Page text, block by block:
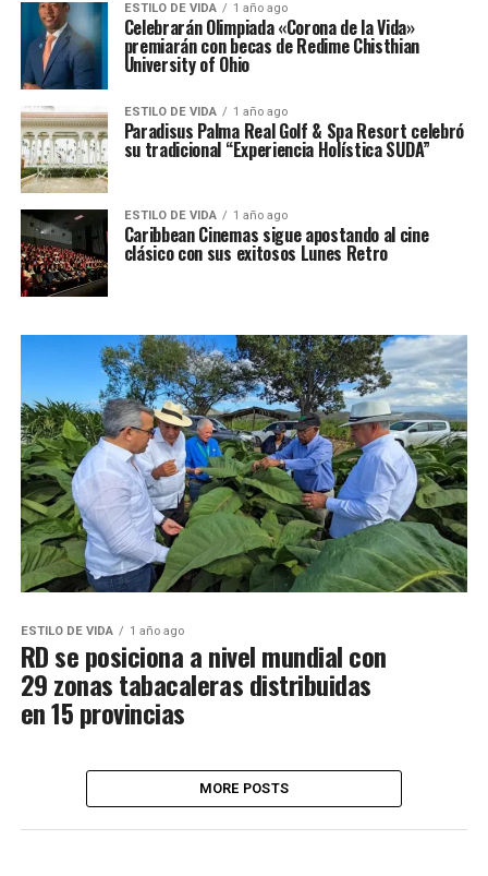
ESTILO DE VIDA 1 año ago
Celebrarán Olimpiada «Corona de la Vida»
premiarán con becas de Redime Chisthian
University of Ohio
ESTILO DE VIDA 1 año ago
Paradisus Palma Real Golf & Spa Resort celebró
su tradicional “Experiencia Holística SUDA”
ESTILO DE VIDA 1 año ago
Caribbean Cinemas sigue apostando al cine
clásico con sus exitosos Lunes Retro
ESTILO DE VIDA 1 año ago
RD se posiciona a nivel mundial con
29 zonas tabacaleras distribuidas
en 15 provincias
MORE POSTS